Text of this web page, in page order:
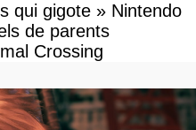
qui gigote » Nintendo
de parents
Crossing